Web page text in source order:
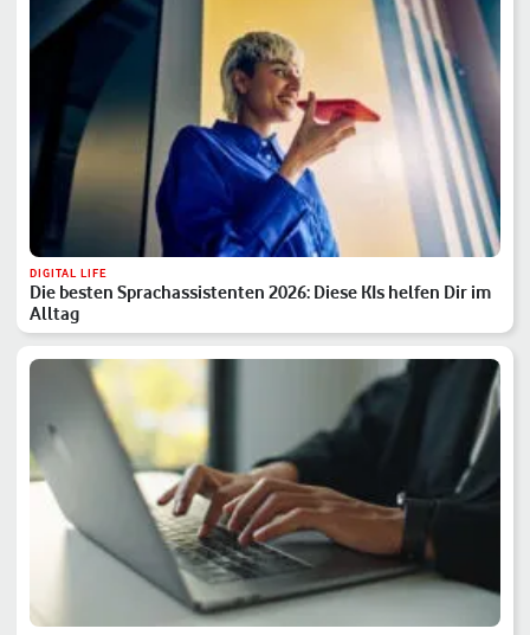
DIGITAL LIFE
Die besten Sprachassistenten 2026: Diese KIs helfen Dir im
Alltag